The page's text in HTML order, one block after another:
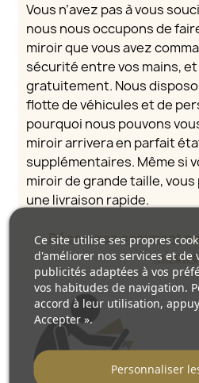
Vous n’avez pas à vous
nous nous occupons de
miroir que vous avez
sécurité entre vos mains,
gratuitement. Nous
flotte de véhicules et de
pourquoi nous pouvons
miroir arrivera en parfait
supplémentaires. Même si
miroir de grande taille,
une livraison rapide.
Découvrez comment
Ce site utilise ses propres
d'améliorer nos services et de
publicités adaptées à vos
vos habitudes de navigation.
accord à leur utilisation,
Accepter ».
Personnaliser